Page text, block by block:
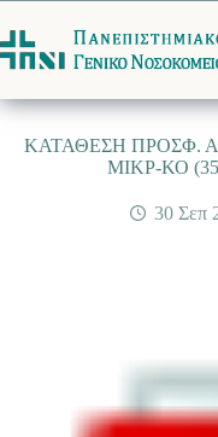
στο
περιεχόμενο
ΚΑΤΑΘΕΣΗ ΠΡΟΣΦ.
ΜΙΚΡ-ΚΟ
30 Σεπ